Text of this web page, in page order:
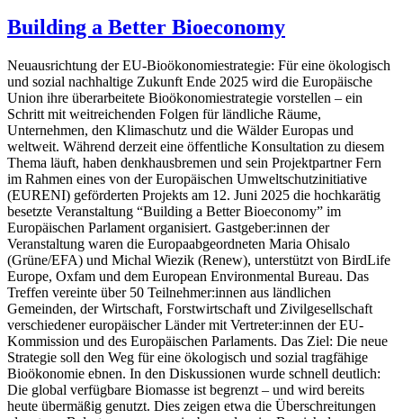
Building a Better Bioeconomy
Neuausrichtung der EU-Bioökonomiestrategie: Für eine ökologisch
und sozial nachhaltige Zukunft Ende 2025 wird die Europäische
Union ihre überarbeitete Bioökonomiestrategie vorstellen – ein
Schritt mit weitreichenden Folgen für ländliche Räume,
Unternehmen, den Klimaschutz und die Wälder Europas und
weltweit. Während derzeit eine öffentliche Konsultation zu diesem
Thema läuft, haben denkhausbremen und sein Projektpartner Fern
im Rahmen eines von der Europäischen Umweltschutzinitiative
(EURENI) geförderten Projekts am 12. Juni 2025 die hochkarätig
besetzte Veranstaltung “Building a Better Bioeconomy” im
Europäischen Parlament organisiert. Gastgeber:innen der
Veranstaltung waren die Europaabgeordneten Maria Ohisalo
(Grüne/EFA) und Michal Wiezik (Renew), unterstützt von BirdLife
Europe, Oxfam und dem European Environmental Bureau. Das
Treffen vereinte über 50 Teilnehmer:innen aus ländlichen
Gemeinden, der Wirtschaft, Forstwirtschaft und Zivilgesellschaft
verschiedener europäischer Länder mit Vertreter:innen der EU-
Kommission und des Europäischen Parlaments. Das Ziel: Die neue
Strategie soll den Weg für eine ökologisch und sozial tragfähige
Bioökonomie ebnen. In den Diskussionen wurde schnell deutlich:
Die global verfügbare Biomasse ist begrenzt – und wird bereits
heute übermäßig genutzt. Dies zeigen etwa die Überschreitungen